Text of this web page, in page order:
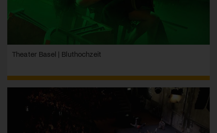
Theater Basel | Bluthochzeit